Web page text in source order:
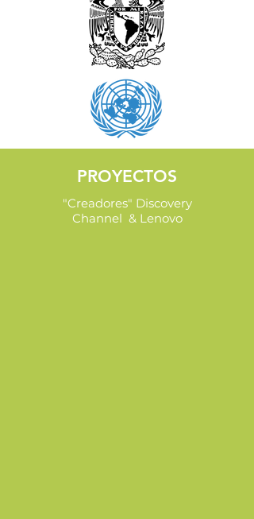
PROYECTOS
"Creadores" Discovery
Channel & Lenovo